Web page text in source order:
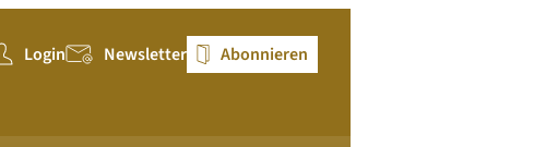
Login Newsletter Abonnieren